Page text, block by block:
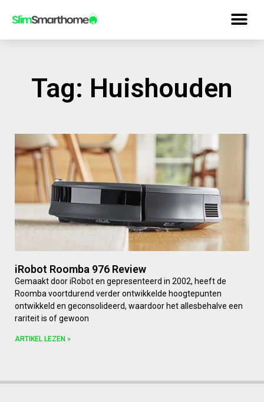
Tag: Huishouden
iRobot Roomba 976 Review
Gemaakt door iRobot en gepresenteerd in 2002, heeft de
Roomba voortdurend verder ontwikkelde hoogtepunten
ontwikkeld en geconsolideerd, waardoor het allesbehalve een
rariteit is of gewoon
ARTIKEL LEZEN »